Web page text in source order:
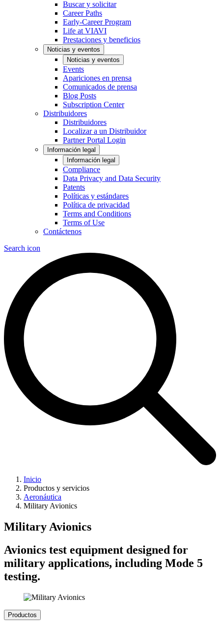
Buscar y solicitar
Career Paths
Early-Career Program
Life at VIAVI
Prestaciones y beneficios
Noticias y eventos
Noticias y eventos
Events
Apariciones en prensa
Comunicados de prensa
Blog Posts
Subscription Center
Distribuidores
Distribuidores
Localizar a un Distribuidor
Partner Portal Login
Información legal
Información legal
Compliance
Data Privacy and Data Security
Patents
Políticas y estándares
Política de privacidad
Terms and Conditions
Terms of Use
Contáctenos
Search icon
Inicio
Productos y servicios
Aeronáutica
Military Avionics
Military Avionics
Avionics test equipment designed for
military applications, including Mode 5
testing.
Productos